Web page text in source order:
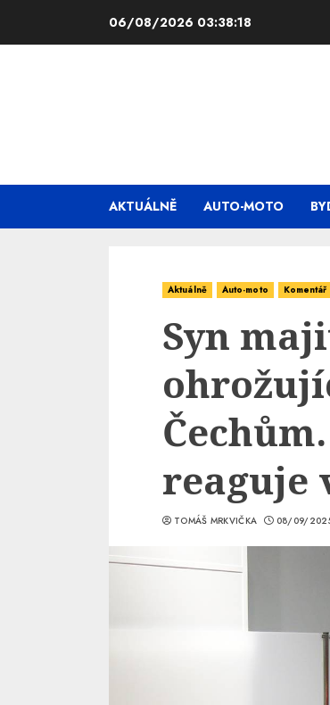
06/08/2026 03:38:19
AKTUÁLNĚ AUTO-MOTO
Aktuálně Auto-moto Komentář
Syn
reaguje
TOMÁŠ MRKVIČKA 08/09/